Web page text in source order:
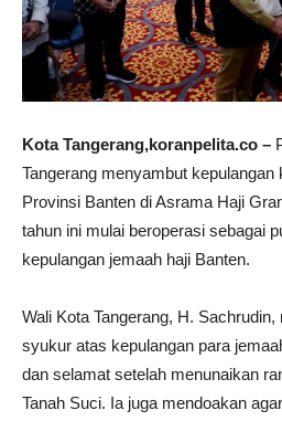
Kota Tangerang,koranpelita.co –
Tangerang menyambut
Provinsi Banten di Asrama Haji
tahun ini mulai beroperasi sebagai
kepulangan jemaah haji Banten.
Wali Kota Tangerang, H.
syukur atas kepulangan para
dan selamat setelah menunaikan
Tanah Suci. Ia juga mendoakan